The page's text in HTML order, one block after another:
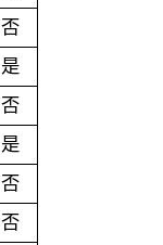
否
是
否
是
否
否